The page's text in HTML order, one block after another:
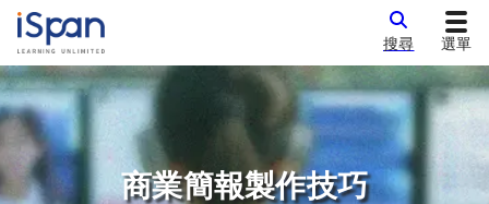
搜尋 選單
商業簡報製作技巧